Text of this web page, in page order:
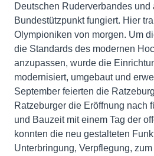
Deutschen Ruderverbandes und
Bundestützpunkt fungiert. Hier
Olympioniken von morgen. Um
die Standards des modernen
anzupassen, wurde die
modernisiert, umgebaut und
September feierten die
Ratzeburger die Eröffnung nach
und Bauzeit mit einem Tag der
konnten die neu gestalteten
Unterbringung, Verpflegung,